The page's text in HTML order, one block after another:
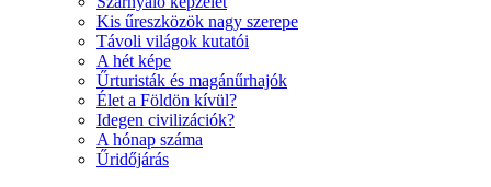
Kis űreszközök nagy szerepe
Távoli világok kutatói
A hét képe
Űrturisták és magánűrhajók
Élet a Földön kívül?
Idegen civilizációk?
A hónap száma
Űridőjárás